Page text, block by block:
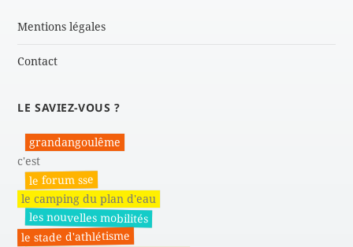
Mentions légales
Contact
LE SAVIEZ-VOUS ?
grandangoulême
c'est
le forum sse
le camping du plan d'eau
les nouvelles mobilités
le stade d'athlétisme